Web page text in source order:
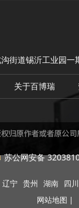
街道锡沂工业园一
关于百博瑞
苏公网安备
辽宁 贵州 湖南 四川
网站地图 |